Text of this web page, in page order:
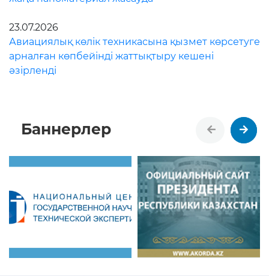
23.07.2026
Авиациялық көлік техникасына қызмет көрсетуге
арналған көпбейінді жаттықтыру кешені
әзірленді
Баннерлер